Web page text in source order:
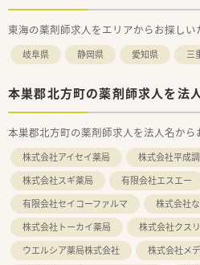
東海の薬剤師求人をエリアからお探しい
岐阜県 静岡県 愛知県 三
本巣郡北方町の薬剤師求人を法
本巣郡北方町の薬剤師求人を法人名から
株式会社アイセイ薬局 株式会社平成
株式会社スギ薬局
有限会社エスエー
有限会社セイコーファルマ
株式会社
株式会社トーカイ薬局
株式会社クス
ウエルシア薬局株式会社
株式会社メ